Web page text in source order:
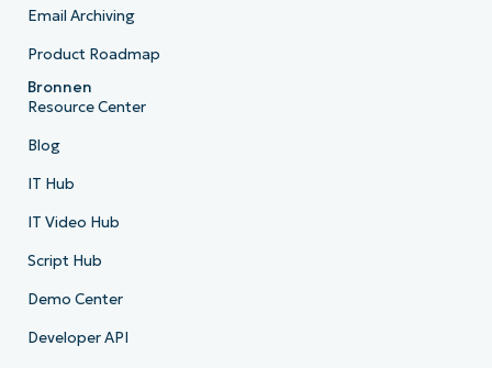
Email Archiving
Product Roadmap
Bronnen
Resource Center
Blog
IT Hub
IT Video Hub
Script Hub
Demo Center
Developer API